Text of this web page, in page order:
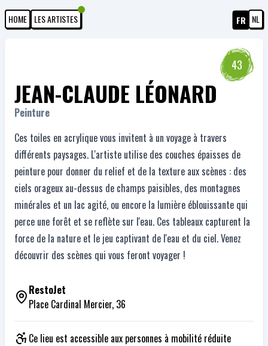
HOME LES ARTISTES FR NL
43
JEAN-CLAUDE LÉONARD
Peinture
Ces toiles en acrylique vous invitent à un voyage à travers
différents paysages. L'artiste utilise des couches épaisses de
peinture pour donner du relief et de la texture aux scènes : des
ciels orageux au-dessus de champs paisibles, des montagnes
minérales et un lac agité, ou encore la lumière éblouissante qui
perce une forêt et se reflète sur l'eau. Ces tableaux capturent la
force de la nature et le jeu captivant de l'eau et du ciel. Venez
découvrir des scènes qui vous feront voyager !
RestoJet
Place Cardinal Mercier, 36
Ce lieu est accessible aux personnes à mobilité réduite